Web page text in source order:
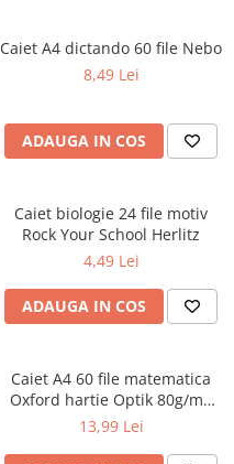
Caiet A4 dictando 60 file Nebo
8,49 Lei
ADAUGA IN COS
Caiet biologie 24 file motiv
Rock Your School Herlitz
4,49 Lei
ADAUGA IN COS
Caiet A4 60 file matematica
Oxford hartie Optik 80g/mp
motiv Touch Pastel
13,99 Lei